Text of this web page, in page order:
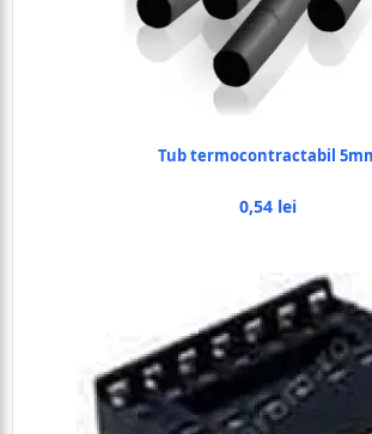
Tub termocontractabil
0,54 lei